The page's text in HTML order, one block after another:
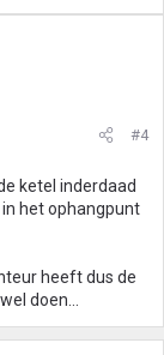
#4
ketel inderdaad
het ophangpunt
heeft dus de
doen...